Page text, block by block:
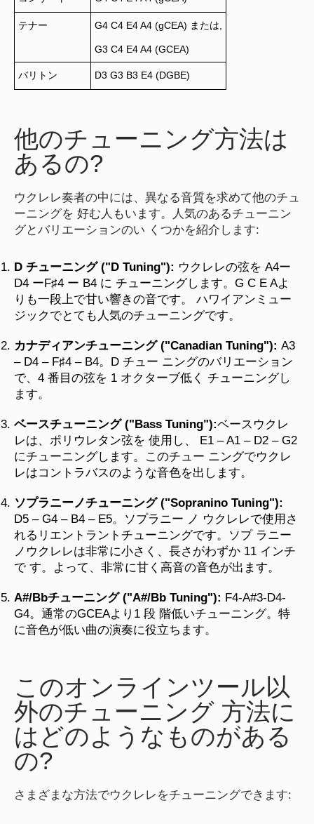
テナー G4 C4 E4 A4 (gCEA) または,
G3 C4 E4 A4 (GCEA)
バリトン D3 G3 B3 E4 (DGBE)
他のチューニング方法は
あるの?
ウクレレ奏者の中には、異なる音質を求めて他のチュ
ーニングを 好む人もいます。人気のあるチューニン
グとバリエーションのい くつかを紹介します:
D チューニング ("D Tuning"): ウクレレの弦を A4ー
D4 ーF♯4 ー B4 に チューニングします。G C E Aよ
りも一段上で甘い響きの音です。 ハワイアンミュー
ジックでとても人気のチューニングです。
カナディアンチューニング ("Canadian Tuning"): A3
– D4 – F♯4 – B4。D チュー ニングのバリエーション
で、4 番目の弦を 1 オクターブ低く チューニングし
ます。
ベースチューニング ("Bass Tuning"):ベースウクレ
レは、ポリウレタン弦を 使用し、 E1 – A1 – D2 – G2
にチューニングします。このチュー ニングでウクレ
レはコントラバスのような音色を出します。
ソプラニーノチューニング ("Sopranino Tuning"):
D5 – G4 – B4 – E5。ソプラニー ノ ウクレレで使用さ
れるリエントラントチューニングです。ソプ ラニー
ノウクレレは非常に小さく、長さがわずか 11 インチ
で す。よって、非常に甘く高音の音色が出ます。
A#/Bbチューニング ("A#/Bb Tuning"): F4-A#3-D4-
G4。通常のGCEAより1 段 階低いチューニング。特
に音色が低い曲の演奏に役立ちます。
このオンラインツール以
外のチューニング 方法に
はどのようなものがある
の?
さまざまな方法でウクレレをチューニングできます: